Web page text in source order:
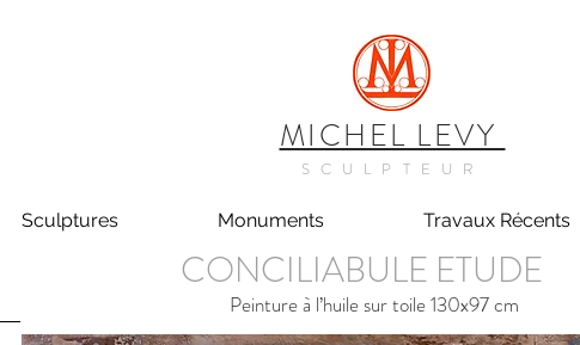
MICHEL LEVY
SCULPTEUR
Sculptures Monuments Travaux Récents
CONCILIABULE ETUDE
Peinture à l’huile sur toile 130x97 cm